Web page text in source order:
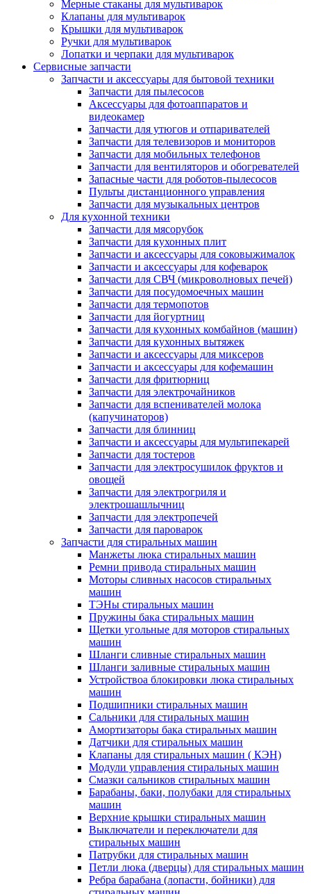
Мерные стаканы для мультиварок
Клапаны для мультиварок
Крышки для мультиварок
Ручки для мультиварок
Лопатки и черпаки для мультиварок
Сервисные запчасти
Запчасти и аксессуары для бытовой техники
Запчасти для пылесосов
Аксессуары для фотоаппаратов и
видеокамер
Запчасти для утюгов и отпаривателей
Запчасти для телевизоров и мониторов
Запчасти для мобильных телефонов
Запчасти для вентиляторов и обогревателей
Запасные части для роботов-пылесосов
Пульты дистанционного управления
Запчасти для музыкальных центров
Для кухонной техники
Запчасти для мясорубок
Запчасти для кухонных плит
Запчасти и аксессуары для соковыжималок
Запчасти и аксессуары для кофеварок
Запчасти для СВЧ (микроволновых печей)
Запчасти для посудомоечных машин
Запчасти для термопотов
Запчасти для йогуртниц
Запчасти для кухонных комбайнов (машин)
Запчасти для кухонных вытяжек
Запчасти и аксессуары для миксеров
Запчасти и аксессуары для кофемашин
Запчасти для фритюрниц
Запчасти для электрочайников
Запчасти для вспенивателей молока
(капучинаторов)
Запчасти для блинниц
Запчасти и аксессуары для мультипекарей
Запчасти для тостеров
Запчасти для электросушилок фруктов и
овощей
Запчасти для электрогриля и
электрошашлычниц
Запчасти для электропечей
Запчасти для пароварок
Запчасти для стиральных машин
Манжеты люка стиральных машин
Ремни привода стиральных машин
Моторы сливных насосов стиральных
машин
ТЭНы стиральных машин
Пружины бака стиральных машин
Щетки угольные для моторов стиральных
машин
Шланги сливные стиральных машин
Шланги заливные стиральных машин
Устройствоа блокировки люка стиральных
машин
Подшипники стиральных машин
Сальники для стиральных машин
Амортизаторы бака стиральных машин
Датчики для стиральных машин
Клапаны для стиральных машин ( КЭН)
Модули управления стиральных машин
Смазки сальников стиральных машин
Барабаны, баки, полубаки для стиральных
машин
Верхние крышки стиральных машин
Выключатели и переключатели для
стиральных машин
Патрубки для стиральных машин
Петли люка (дверцы) для стиральных машин
Ребра барабана (лопасти, бойники) для